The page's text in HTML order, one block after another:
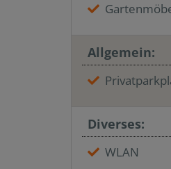
Allgemein:
Diverses:
WLAN